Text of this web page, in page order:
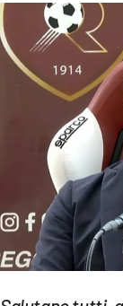
AMBIENTE
SOCIETÀ
CULTURA
ECONOMIA E
EVENTI
SPORT
Streaming
LAC TV